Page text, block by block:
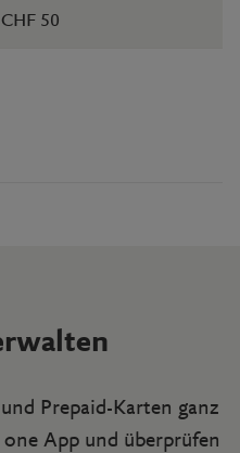
50
Prepaid-Karten ganz
App und überprüfen